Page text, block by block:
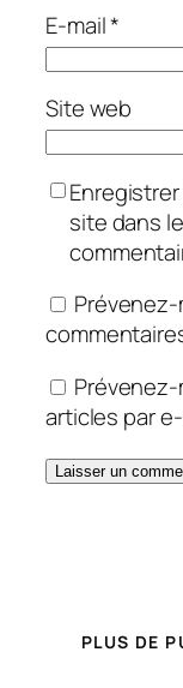
E-mail*
Site web
site dans
articles par
PLUS DE